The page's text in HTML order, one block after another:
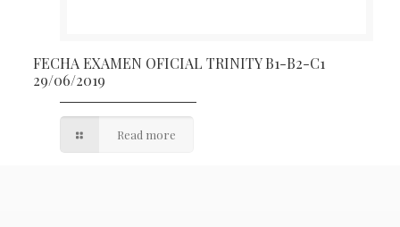
FECHA EXAMEN OFICIAL TRINITY B1-B2-C1
29/06/2019
Read more